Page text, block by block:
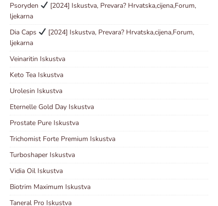
Psoryden
[2024] Iskustva, Prevara? Hrvatska,cijena,Forum,
ljekarna
Dia Caps
[2024] Iskustva, Prevara? Hrvatska,cijena,Forum,
ljekarna
Veinaritin Iskustva
Keto Tea Iskustva
Urolesin Iskustva
Eternelle Gold Day Iskustva
Prostate Pure Iskustva
Trichomist Forte Premium Iskustva
Turboshaper Iskustva
Vidia Oil Iskustva
Biotrim Maximum Iskustva
Taneral Pro Iskustva